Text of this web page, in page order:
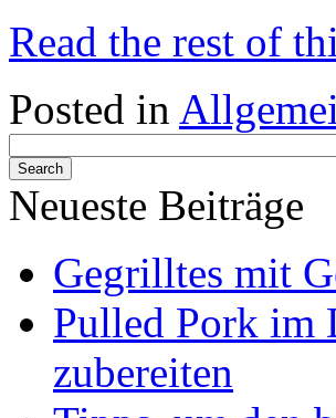
Read the rest of
Posted in
Neueste Beiträge
Gegrilltes mit
Pulled Pork im
zubereiten